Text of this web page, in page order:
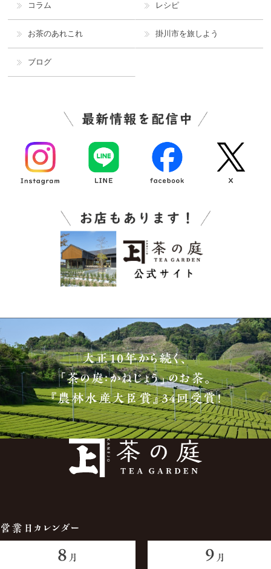
コラム レシピ
お茶のあれこれ 掛川市を旅しよう
ブログ
大正10年から続く、
「茶の庭：かねじょう」のお茶。
『農林水産大臣賞』34回受賞！
営業日カレンダー
8 月 9 月